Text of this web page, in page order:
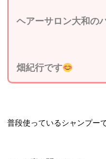
ヘアーサロン大和の
畑紀行です
普段使っているシャンプー